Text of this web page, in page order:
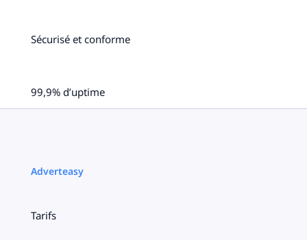
Sécurisé et conforme
99,9% d’uptime
Adverteasy
Tarifs